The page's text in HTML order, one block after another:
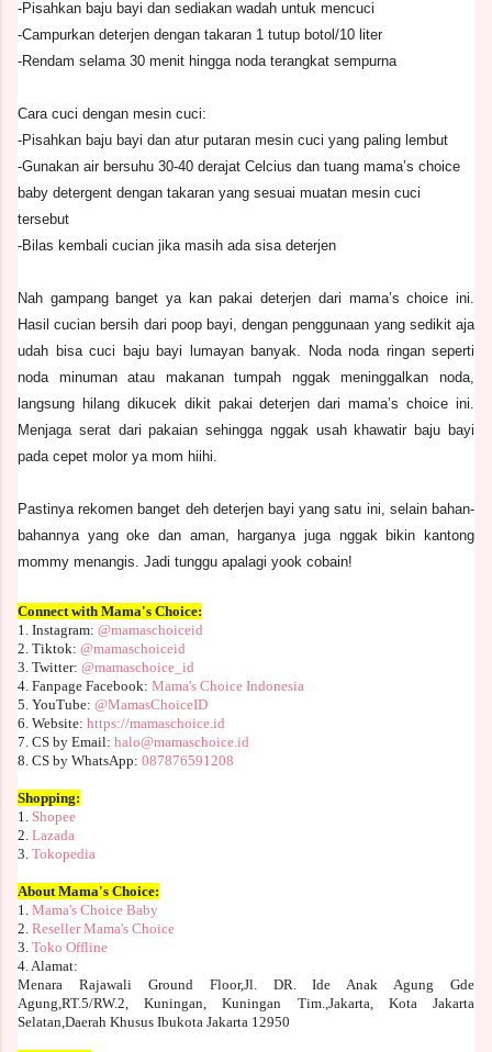
-Pisahkan baju bayi dan sediakan wadah untuk mencuci
-Campurkan deterjen dengan takaran 1 tutup botol/10 liter
-Rendam selama 30 menit hingga noda terangkat sempurna
Cara cuci dengan mesin cuci:
-Pisahkan baju bayi dan atur putaran mesin cuci yang paling lembut
-Gunakan air bersuhu 30-40 derajat Celcius dan tuang mama’s choice
baby detergent dengan takaran yang sesuai muatan mesin cuci
tersebut
-Bilas kembali cucian jika masih ada sisa deterjen
Nah gampang banget ya kan pakai deterjen dari mama’s choice ini.
Hasil cucian bersih dari poop bayi, dengan penggunaan yang sedikit aja
udah bisa cuci baju bayi lumayan banyak. Noda noda ringan seperti
noda minuman atau makanan tumpah nggak meninggalkan noda,
langsung hilang dikucek dikit pakai deterjen dari mama’s choice ini.
Menjaga serat dari pakaian sehingga nggak usah khawatir baju bayi
pada cepet molor ya mom hiihi.
Pastinya rekomen banget deh deterjen bayi yang satu ini, selain bahan-
bahannya yang oke dan aman, harganya juga nggak bikin kantong
mommy menangis. Jadi tunggu apalagi yook cobain!
Connect with Mama's Choice:
1. Instagram: @mamaschoiceid
2. Tiktok: @mamaschoiceid
3. Twitter: @mamaschoice_id
4. Fanpage Facebook: Mama's Choice Indonesia
5. YouTube: @MamasChoiceID
6. Website: https://mamaschoice.id
7. CS by Email: halo@mamaschoice.id
8. CS by WhatsApp: 087876591208
Shopping:
1. Shopee
2. Lazada
3. Tokopedia
About Mama's Choice:
1. Mama's Choice Baby
2. Reseller Mama's Choice
3. Toko Offline
4. Alamat:
Menara Rajawali Ground Floor,Jl. DR. Ide Anak Agung Gde
Agung,RT.5/RW.2, Kuningan, Kuningan Tim.,Jakarta, Kota Jakarta
Selatan,Daerah Khusus Ibukota Jakarta 12950